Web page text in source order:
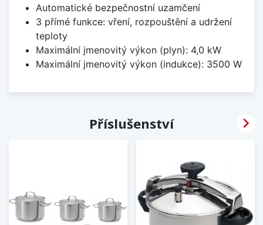
Automatické bezpečnostní uzamčení
3 přímé funkce: vření, rozpouštění a udržení
teploty
Maximální jmenovitý výkon (plyn): 4,0 kW
Maximální jmenovitý výkon (indukce): 3500 W
Příslušenství 